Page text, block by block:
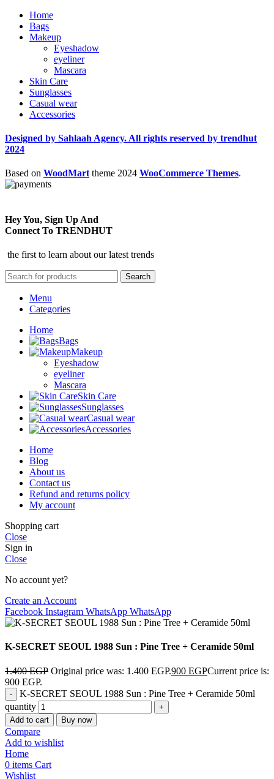
Home
Bags
Makeup
Eyeshadow
eyeliner
Mascara
Skin Care
Sunglasses
Casual wear
Accessories
Designed by Sahlaah Agency. All rights reserved by trendhut
2024
Based on WoodMarttheme 2024 WooCommerce Themes.
Hey You, Sign Up And
Connect To TRENDHUT
the first to learn about our latest trends
Search
Menu
Categories
Home
Bags
Makeup
Eyeshadow
eyeliner
Mascara
Skin Care
Sunglasses
Casual wear
Accessories
Home
Blog
About us
Contact us
Refund and returns policy
My account
Shopping cart
Close
Sign in
Close
No account yet?
Create an Account
Facebook Instagram WhatsApp WhatsApp
K-SECRET SEOUL 1988 Sun : Pine Tree + Ceramide 50ml
1.400EGP Original price was: 1.400 EGP.900 EGPCurrent price is:
900 EGP.
K-SECRET SEOUL 1988 Sun : Pine Tree + Ceramide 50ml
quantity
Add to cart Buy now
Compare
Add to wishlist
Home
0 items Cart
Wishlist